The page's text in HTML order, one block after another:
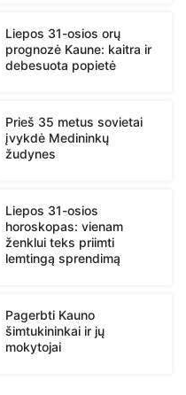
Liepos 31-osios orų
prognozė Kaune: kaitra ir
debesuota popietė
Prieš 35 metus sovietai
įvykdė Medininkų
žudynes
Liepos 31-osios
horoskopas: vienam
ženklui teks priimti
lemtingą sprendimą
Pagerbti Kauno
šimtukininkai ir jų
mokytojai